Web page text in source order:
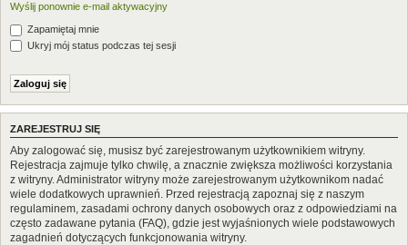
Wyślij ponownie e-mail aktywacyjny
Zapamiętaj mnie
Ukryj mój status podczas tej sesji
ZAREJESTRUJ SIĘ
Aby zalogować się, musisz być zarejestrowanym użytkownikiem witryny.
Rejestracja zajmuje tylko chwilę, a znacznie zwiększa możliwości korzystania
z witryny. Administrator witryny może zarejestrowanym użytkownikom nadać
wiele dodatkowych uprawnień. Przed rejestracją zapoznaj się z naszym
regulaminem, zasadami ochrony danych osobowych oraz z odpowiedziami na
często zadawane pytania (FAQ), gdzie jest wyjaśnionych wiele podstawowych
zagadnień dotyczących funkcjonowania witryny.